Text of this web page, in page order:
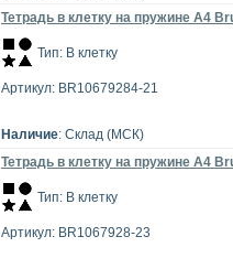
Тетрадь в клетку на пружине А4
Тип: В клетку
Артикул: BR10679284-21
Наличие: Склад (МСК)
Тетрадь в клетку на пружине А4
Тип: В клетку
Артикул: BR1067928-23